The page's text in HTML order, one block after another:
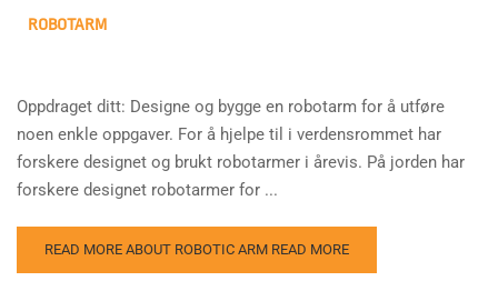
ROBOTARM
Oppdraget ditt: Designe og bygge en robotarm for å utføre
noen enkle oppgaver. For å hjelpe til i verdensrommet har
forskere designet og brukt robotarmer i årevis. På jorden har
forskere designet robotarmer for ...
READ MORE ABOUT ROBOTIC ARM READ MORE